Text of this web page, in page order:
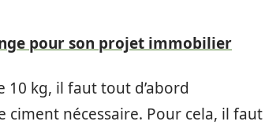
pour son projet immobilier
kg, il faut tout d’abord
nécessaire. Pour cela, il faut